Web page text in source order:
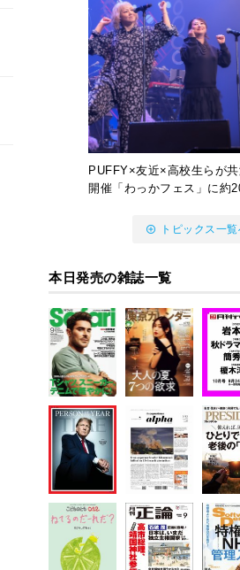
PUFFY×友近×高校生らが
開催「わっかフェス」に約
トピックス一
本日発売の雑誌一覧